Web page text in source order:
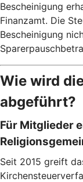
Bescheinigung
Finanzamt. Die
Bescheinigung
Wie wird
abgeführt?
Für Mitglieder
Seit 2015 greift